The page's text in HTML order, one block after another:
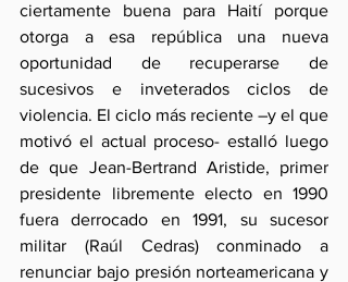
ciertamente buena para Haití porque
otorga a esa república una nueva
oportunidad de recuperarse de
sucesivos e inveterados ciclos de
violencia. El ciclo más reciente –y el que
motivó el actual proceso- estalló luego
de que Jean-Bertrand Aristide, primer
presidente libremente electo en 1990
fuera derrocado en 1991, su sucesor
militar (Raúl Cedras) conminado a
renunciar bajo presión norteamericana y